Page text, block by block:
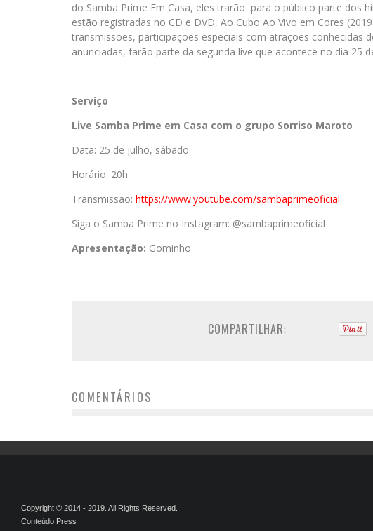
do Samba Prime Em Casa, eles trarão para o público parte dos
estão registradas no CD e DVD, Ao Cubo Ao Vivo em Cores
transmissões, participações especiais com atrações conhecidas
anunciadas, farão parte da segunda live que acontece no dia 25
Serviço
Live Samba Prime em Casa com o grupo Sorriso Maroto
Data: 25 de julho, sábado
Horário: 20h
Transmissão: https://www.youtube.com/sambaprimeoficial
Siga o Samba Prime no Instagram: @sambaprimeoficial
Apresentação: Gominho
COMPARTILHAR:
COMENTÁRIOS
Copyright © 2014 - 2019. All Rights Reserved.
Conteúdo Press